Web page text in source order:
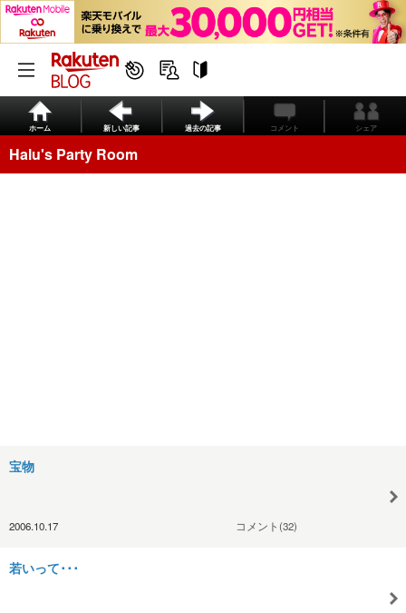
ホーム 新しい記事 過去の記事 コメント シェア
Halu's Party Room
宝物
2006.10.17 コメント(32)
若いって･･･